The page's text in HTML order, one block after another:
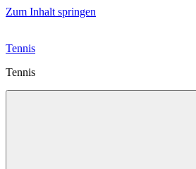
Zum Inhalt springen
Tennis
Tennis